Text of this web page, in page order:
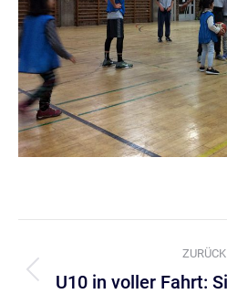
ZURÜCK
U10 in voller Fahrt: